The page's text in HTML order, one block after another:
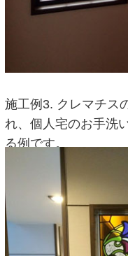
施工例3. クレマチス
れ、個人宅のお手洗
る例です。